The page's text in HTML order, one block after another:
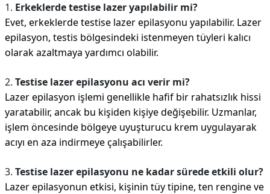
1. Erkeklerde testise lazer yapılabilir mi?
Evet, erkeklerde testise lazer epilasyonu yapılabilir. Lazer
epilasyon, testis bölgesindeki istenmeyen tüyleri kalıcı
olarak azaltmaya yardımcı olabilir.
2. Testise lazer epilasyonu acı verir mi?
Lazer epilasyon işlemi genellikle hafif bir rahatsızlık hissi
yaratabilir, ancak bu kişiden kişiye değişebilir. Uzmanlar,
işlem öncesinde bölgeye uyuşturucu krem uygulayarak
acıyı en aza indirmeye çalışabilirler.
3. Testise lazer epilasyonu ne kadar sürede etkili olur?
Lazer epilasyonun etkisi, kişinin tüy tipine, ten rengine ve